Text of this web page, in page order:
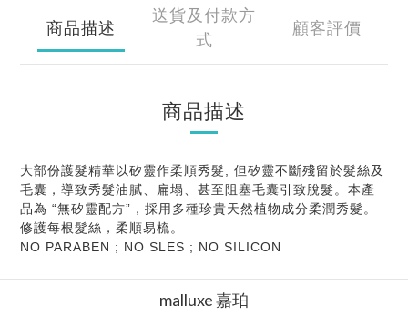
商品描述
送貨及付款方
式
顧客評價
商品描述
大部份護髮精華以矽靈作柔順秀髮, 但矽靈不斷殘留於髮絲及
毛囊，導致秀髮油膩、扁塌、甚至阻塞毛囊引致脫髮。本產
品為 “無矽靈配方”，採用多種珍貴天然植物成分柔潤秀髮。
修護每根髮絲，柔順易梳。
NO PARABEN ; NO SLES ; NO SILICON
malluxe 嘉珀